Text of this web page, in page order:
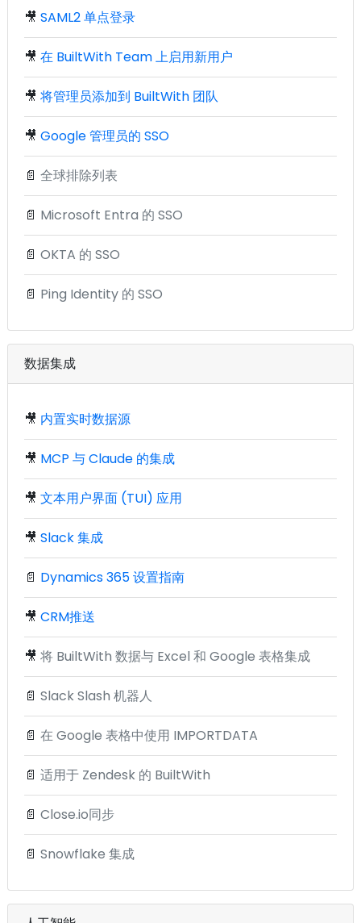
🎥 SAML2 单点登录
🎥 在 BuiltWith Team 上启用新用户
🎥 将管理员添加到 BuiltWith 团队
🎥 Google 管理员的 SSO
📄 全球排除列表
📄 Microsoft Entra 的 SSO
📄 OKTA 的 SSO
📄 Ping Identity 的 SSO
数据集成
🎥 内置实时数据源
🎥 MCP 与 Claude 的集成
🎥 文本用户界面 (TUI) 应用
🎥 Slack 集成
📄 Dynamics 365 设置指南
🎥 CRM推送
🎥 将 BuiltWith 数据与 Excel 和 Google 表格集成
📄 Slack Slash 机器人
📄 在 Google 表格中使用 IMPORTDATA
📄 适用于 Zendesk 的 BuiltWith
📄 Close.io同步
📄 Snowflake 集成